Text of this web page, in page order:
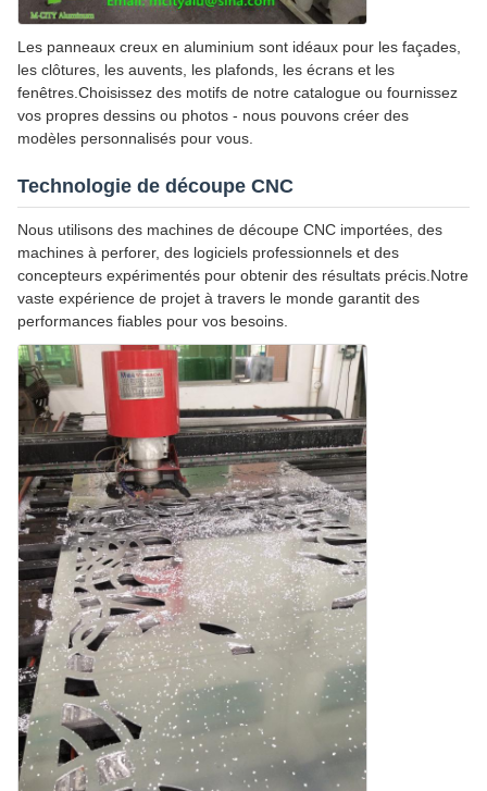
Les panneaux creux en aluminium sont idéaux pour les façades,
les clôtures, les auvents, les plafonds, les écrans et les
fenêtres.Choisissez des motifs de notre catalogue ou fournissez
vos propres dessins ou photos - nous pouvons créer des
modèles personnalisés pour vous.
Technologie de découpe CNC
Nous utilisons des machines de découpe CNC importées, des
machines à perforer, des logiciels professionnels et des
concepteurs expérimentés pour obtenir des résultats précis.Notre
vaste expérience de projet à travers le monde garantit des
performances fiables pour vos besoins.